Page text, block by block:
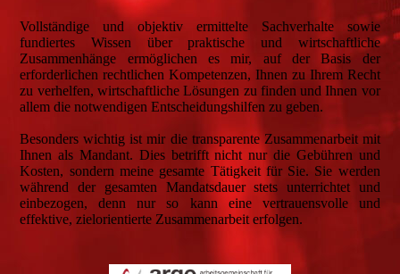
Vollständige und objektiv ermittelte Sachverhalte sowie
fundiertes Wissen über praktische und wirtschaftliche
Zusammenhänge ermöglichen es mir, auf der Basis der
erforderlichen rechtlichen Kompetenzen, Ihnen zu Ihrem Recht
zu verhelfen, wirtschaftliche Lösungen zu finden und Ihnen vor
allem die notwendigen Entscheidungshilfen zu geben.
Besonders wichtig ist mir die transparente Zusammenarbeit mit
Ihnen als Mandant. Dies betrifft nicht nur die Gebühren und
Kosten, sondern meine gesamte Tätigkeit für Sie. Sie werden
während der gesamten Mandatsdauer stets unterrichtet und
einbezogen, denn nur so kann eine vertrauensvolle und
effektive, zielorientierte Zusammenarbeit erfolgen.